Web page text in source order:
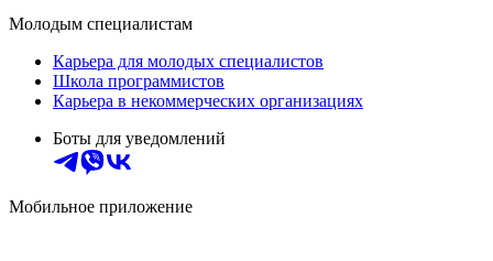
Молодым специалистам
Карьера для молодых специалистов
Школа программистов
Карьера в некоммерческих организациях
Боты для уведомлений
Мобильное приложение